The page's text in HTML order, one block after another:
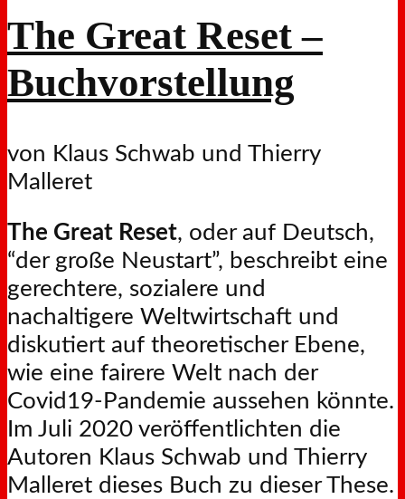
The Great Reset –
Buchvorstellung
von Klaus Schwab und Thierry
Malleret
The Great Reset, oder auf Deutsch,
“der große Neustart”, beschreibt eine
gerechtere, sozialere und
nachaltigere Weltwirtschaft und
diskutiert auf theoretischer Ebene,
wie eine fairere Welt nach der
Covid19-Pandemie aussehen könnte.
Im Juli 2020 veröffentlichten die
Autoren Klaus Schwab und Thierry
Malleret dieses Buch zu dieser These.